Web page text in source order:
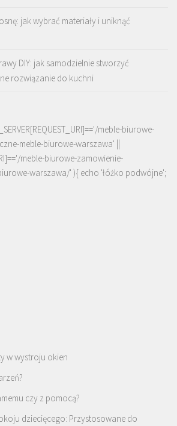
jak wybrać materiały i uniknąć
DIY: jak samodzielnie stworzyć
rozwiązanie do kuchni
meble-biurowe-
meble-biurowe-warszawa' ||
meble-biurowe-zamowienie-
warszawa/' ){ echo 'łóżko podwójne';
w wystroju okien
czy z pomocą?
dziecięcego: Przystosowane do